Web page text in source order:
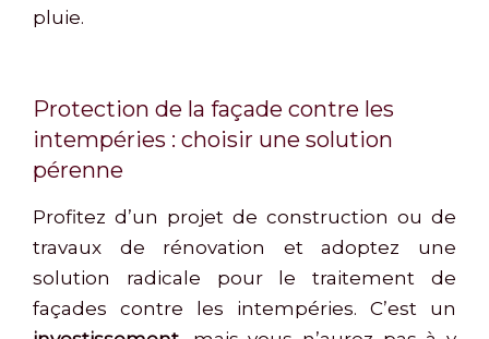
pluie.
Protection de la façade contre les
intempéries : choisir une solution
pérenne
Profitez d’un projet de construction ou de
travaux de rénovation et adoptez une
solution radicale pour le traitement de
façades contre les intempéries. C’est un